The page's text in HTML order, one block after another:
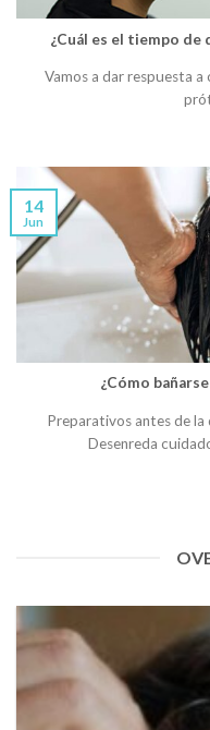
¿Cuál es el tiempo de
Vamos a dar respuesta
¿Cómo
Preparativos antes de la
Desenreda
14
Jun